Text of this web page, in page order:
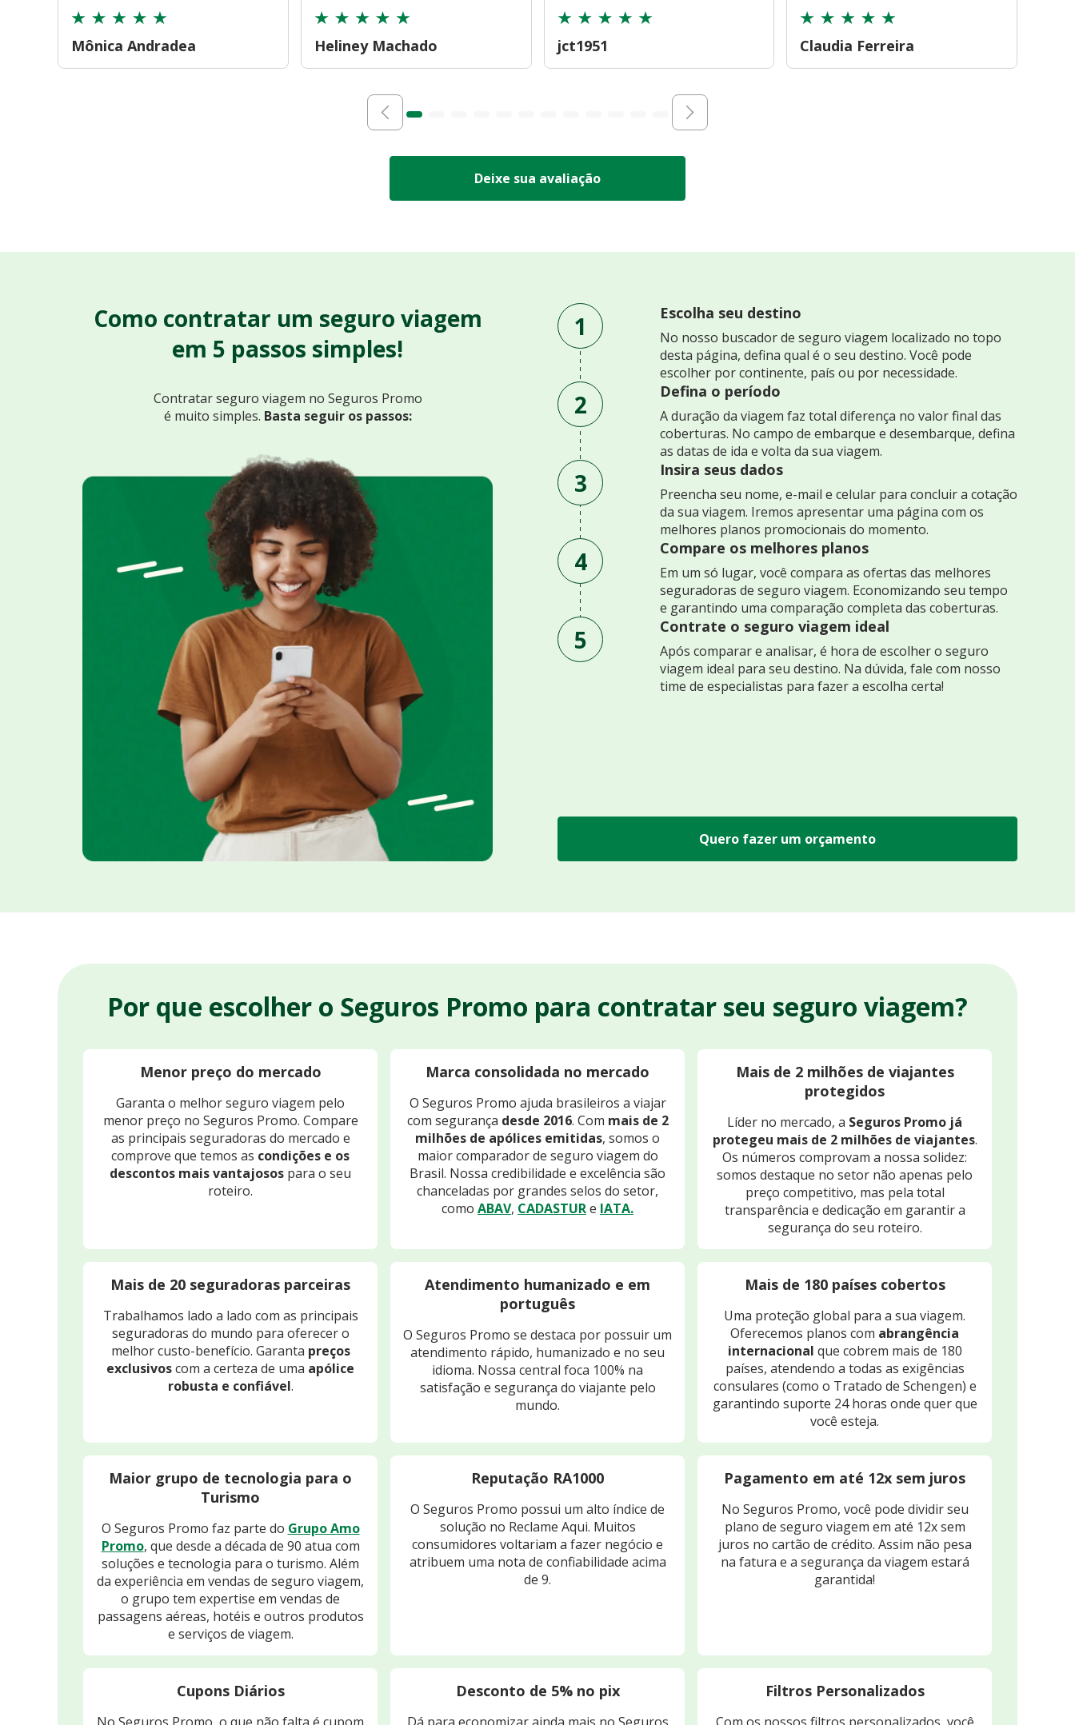
Mônica Andradea Heliney Machado jct1951 Claudia Ferreira
Deixe sua avaliação
Como contratar um seguro viagem
em 5 passos simples!
Contratar seguro viagem no Seguros Promo
é muito simples. Basta seguir os passos:
1 Escolha seu destino
No nosso buscador de seguro viagem localizado no topo
desta página, defina qual é o seu destino. Você pode
escolher por continente, país ou por necessidade.
2 Defina o período
A duração da viagem faz total diferença no valor final das
coberturas. No campo de embarque e desembarque, defina
as datas de ida e volta da sua viagem.
3 Insira seus dados
Preencha seu nome, e-mail e celular para concluir a cotação
da sua viagem. Iremos apresentar uma página com os
melhores planos promocionais do momento.
4 Compare os melhores planos
Em um só lugar, você compara as ofertas das melhores
seguradoras de seguro viagem. Economizando seu tempo
e garantindo uma comparação completa das coberturas.
5 Contrate o seguro viagem ideal
Após comparar e analisar, é hora de escolher o seguro
viagem ideal para seu destino. Na dúvida, fale com nosso
time de especialistas para fazer a escolha certa!
Quero fazer um orçamento
Por que escolher o Seguros Promo para contratar seu seguro viagem?
Menor preço do mercado
Garanta o melhor seguro viagem pelo
menor preço no Seguros Promo. Compare
as principais seguradoras do mercado e
comprove que temos as condições e os
descontos mais vantajosos para o seu
roteiro.
Marca consolidada no mercado
O Seguros Promo ajuda brasileiros a viajar
com segurança desde 2016. Com mais de 2
milhões de apólices emitidas, somos o
maior comparador de seguro viagem do
Brasil. Nossa credibilidade e excelência são
chanceladas por grandes selos do setor,
como ABAV, CADASTURe IATA.
Mais de 2 milhões de viajantes
protegidos
Líder no mercado, a Seguros Promo já
protegeu mais de 2 milhões de viajantes.
Os números comprovam a nossa solidez:
somos destaque no setor não apenas pelo
preço competitivo, mas pela total
transparência e dedicação em garantir a
segurança do seu roteiro.
Mais de 20 seguradoras parceiras
Trabalhamos lado a lado com as principais
seguradoras do mundo para oferecer o
melhor custo-benefício. Garanta preços
exclusivoscom a certeza de uma apólice
robusta e confiável.
Atendimento humanizado e em
português
O Seguros Promo se destaca por possuir um
atendimento rápido, humanizado e no seu
idioma. Nossa central foca 100% na
satisfação e segurança do viajante pelo
mundo.
Mais de 180 países cobertos
Uma proteção global para a sua viagem.
Oferecemos planos com abrangência
internacional que cobrem mais de 180
países, atendendo a todas as exigências
consulares (como o Tratado de Schengen) e
garantindo suporte 24 horas onde quer que
você esteja.
Maior grupo de tecnologia para o
Turismo
O Seguros Promo faz parte do Grupo Amo
Promo, que desde a década de 90 atua com
soluções e tecnologia para o turismo. Além
da experiência em vendas de seguro viagem,
o grupo tem expertise em vendas de
passagens aéreas, hotéis e outros produtos
e serviços de viagem.
Reputação RA1000
O Seguros Promo possui um alto índice de
solução no Reclame Aqui. Muitos
consumidores voltariam a fazer negócio e
atribuem uma nota de confiabilidade acima
de 9.
Pagamento em até 12x sem juros
No Seguros Promo, você pode dividir seu
plano de seguro viagem em até 12x sem
juros no cartão de crédito. Assim não pesa
na fatura e a segurança da viagem estará
garantida!
Cupons Diários Desconto de 5% no pix Filtros Personalizados